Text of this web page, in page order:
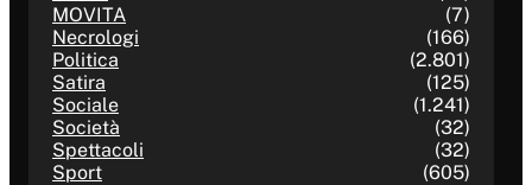
MOVITA
(7)
Necrologi
(166)
Politica
(2.801)
Satira
(125)
Sociale
(1.241)
Società
(32)
Spettacoli
(32)
Sport
(605)